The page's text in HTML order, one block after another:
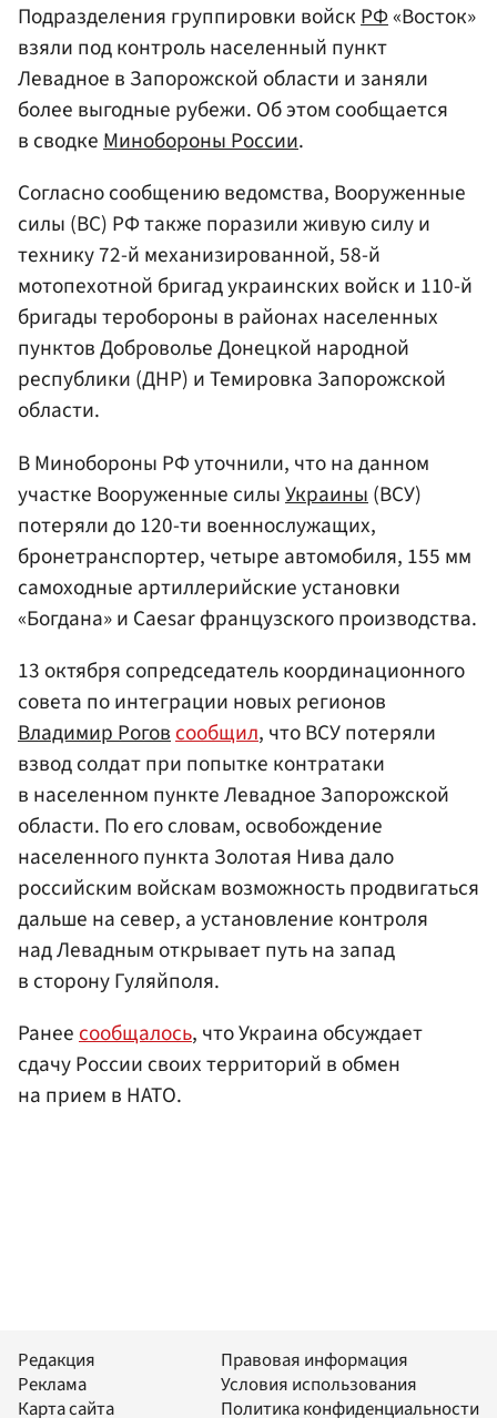
Подразделения группировки войскРФ«Восток»
взяли под контроль населенный пункт
Левадное в Запорожской области и заняли
более выгодные рубежи. Об этом сообщается
в сводкеМинобороны России.
Согласно сообщению ведомства, Вооруженные
силы (ВС) РФ также поразили живую силу и
технику 72-й механизированной, 58-й
мотопехотной бригад украинских войск и 110-й
бригады теробороны в районах населенных
пунктов Доброволье Донецкой народной
республики (ДНР) и Темировка Запорожской
области.
В Минобороны РФ уточнили, что на данном
участке Вооруженные силыУкраины (ВСУ)
потеряли до 120-ти военнослужащих,
бронетранспортер, четыре автомобиля, 155 мм
самоходные артиллерийские установки
«Богдана» и Caesar французского производства.
13 октября сопредседатель координационного
совета по интеграции новых регионов
Владимир Роговсообщил, что ВСУ потеряли
взвод солдат при попытке контратаки
в населенном пункте Левадное Запорожской
области. По его словам, освобождение
населенного пункта Золотая Нива дало
российским войскам возможность продвигаться
дальше на север, а установление контроля
над Левадным открывает путь на запад
в сторону Гуляйполя.
Ранеесообщалось, что Украина обсуждает
сдачу России своих территорий в обмен
на прием в НАТО.
Редакция
Реклама
Карта сайта
Правовая информация
Условия использования
Политика конфиденциальности